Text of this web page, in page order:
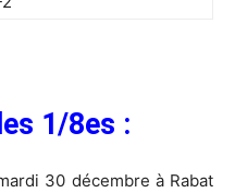
1/8es :
30 décembre à Rabat